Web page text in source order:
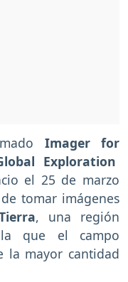
Imager for
Exploration
el 25 de marzo
tomar imágenes
, una región
que el campo
la mayor cantidad